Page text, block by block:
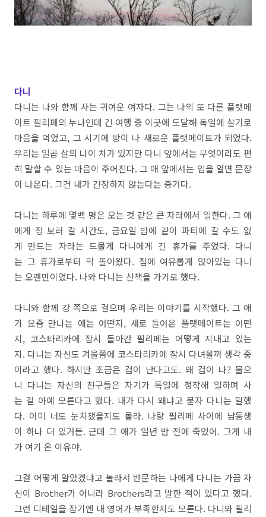
다니
다니는 나와 함께 사는 귀여운 여자다. 그는 나의 또 다른 플랫메
이트 필리페의 누나인데 긴 여행 중 이곳에 도달해 독일에 살기로
마음을 먹었고, 그 시기에 방이 나 새로운 플랫메이트가 되었다.
우리는 일곱 살의 나이 차가 있지만 다니 앞에서는 무엇이라도 편
히 말할 수 있는 마음이 주어진다. 그 애 앞에서는 입을 열면 문장
이 나온다. 그건 내가 긴장하지 않는다는 증거다.
다니는 하루에 몇백 명은 오는 것 같은 큰 자라에서 일한다. 그 애
에게 장 보러 갈 시간도, 금요일 밤에 같이 파티에 갈 수도 없
게 만드는 자라는 드물게 다니에게 긴 휴가를 주었다. 다니
는 그 휴가로부터 막 돌아왔다. 집에 여유롭게 앉아있는 다니
는 오랜만이었다. 나와 다니는 산책을 가기로 했다.
다니와 함께 강 쪽으로 걸으며 우리는 이야기를 시작했다. 그 애
가 요즘 만나는 애는 어떤지, 새로 들어온 플랫메이트는 어떤
지, 코스타리카에 잠시 돌아간 필리페는 어떻게 지내고 있는
지. 다니는 자신도 겨울쯤에 코스타리카에 잠시 다녀올까 생각 중
이라고 했다. 하지만 조금은 겁이 난다고도. 왜 겁이 나? 물으
니 다니는 자신의 친구들은 자기가 독일에 정착해 일하며 사
는 걸 아예 모른다고 했다. 내가 다시 왜냐고 묻자 다니는 말했
다. 이미 너도 눈치챘을지도 몰라. 나랑 필리페 사이에 남동생
이 하나 더 있거든. 근데 그 애가 일년 반 전에 죽었어. 그게 내
가 여기 온 이유야.
그걸 어떻게 알았겠냐고 놀라서 반문하는 나에게 다니는 가끔 자
신이 Brother가 아니라 Brothers라고 말한 적이 있다고 했다.
그런 디테일을 잡기엔 내 영어가 부족한지도 모른다. 다니와 필리